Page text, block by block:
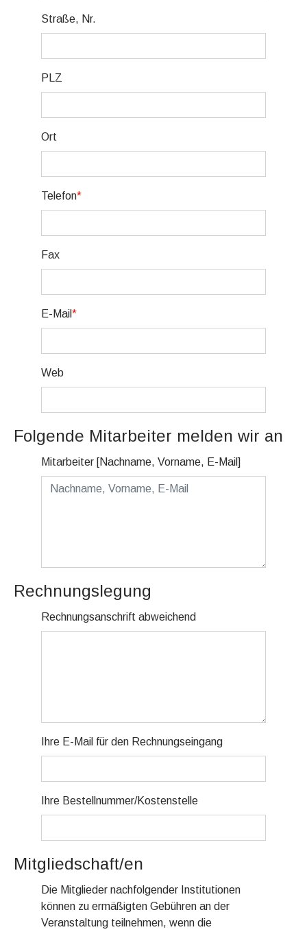
Straße, Nr.
PLZ
Ort
Telefon*
Fax
E-Mail*
Web
Folgende Mitarbeiter melden wir an
Mitarbeiter [Nachname, Vorname, E-Mail]
Rechnungslegung
Rechnungsanschrift abweichend
Ihre E-Mail für den Rechnungseingang
Ihre Bestellnummer/Kostenstelle
Mitgliedschaft/en
Die Mitglieder nachfolgender Institutionen
können zu ermäßigten Gebühren an der
Veranstaltung teilnehmen, wenn die